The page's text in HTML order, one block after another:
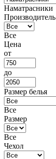
Наматрасники
Производитель
Все
Цена
от
до
Размер белья
Все
Размер
Все
Чехол